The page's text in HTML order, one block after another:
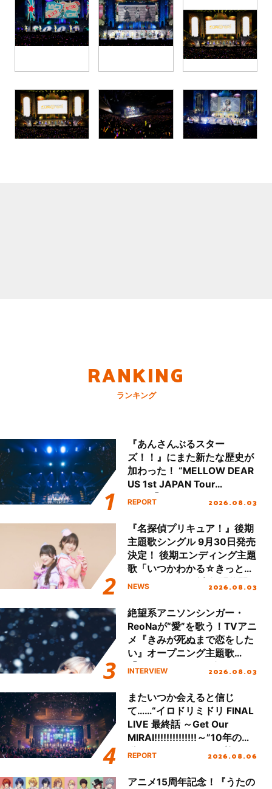
RANKING
ランキング
『あんさんぶるスター
ズ！！』にまた新たな歴史が
加わった！ “MELLOW DEAR
US 1st JAPAN Tour
Final「NICE to meet YOU
ート!!
REPORT 2026.08.03
『名探偵プリキュア！』後期
主題歌シングル 9月30日発売
決定！ 後期エンディング主題
歌「いつかわかる☆きっとあ
える」TVサイズ先行配信開
NEWS 2026.08.03
絶望系アニソンシンガー・
ReoNaが“愛”を歌う！TVアニ
メ『きみが死ぬまで恋をした
い』オープニング主題歌
「Amore」インタビュー
INTERVIEW 2026.08.03
またいつか会えると信じ
て……“イロドリミドリ FINAL
LIVE 最終話 ～Get Our
MIRAI!!!!!!!!!!!!!!～”10年の活
動を経てファイナルを迎える
REPORT 2026.08.06
アニメ15周年記念！『うたの